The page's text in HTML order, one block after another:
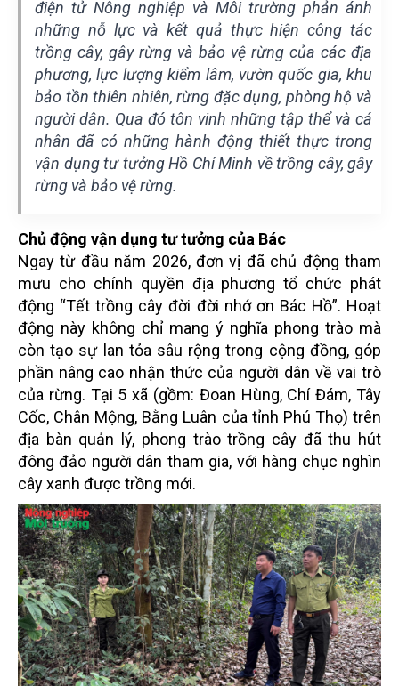
điện tử Nông nghiệp và Môi trường phản ánh
những nỗ lực và kết quả thực hiện công tác
trồng cây, gây rừng và bảo vệ rừng của các địa
phương, lực lượng kiểm lâm, vườn quốc gia, khu
bảo tồn thiên nhiên, rừng đặc dụng, phòng hộ và
người dân. Qua đó tôn vinh những tập thể và cá
nhân đã có những hành động thiết thực trong
vận dụng tư tưởng Hồ Chí Minh về trồng cây, gây
rừng và bảo vệ rừng.
Chủ động vận dụng tư tưởng của Bác
Ngay từ đầu năm 2026, đơn vị đã chủ động tham
mưu cho chính quyền địa phương tổ chức phát
động “Tết trồng cây đời đời nhớ ơn Bác Hồ”. Hoạt
động này không chỉ mang ý nghĩa phong trào mà
còn tạo sự lan tỏa sâu rộng trong cộng đồng, góp
phần nâng cao nhận thức của người dân về vai trò
của rừng. Tại 5 xã (gồm: Đoan Hùng, Chí Đám, Tây
Cốc, Chân Mộng, Bằng Luân của tỉnh Phú Thọ) trên
địa bàn quản lý, phong trào trồng cây đã thu hút
đông đảo người dân tham gia, với hàng chục nghìn
cây xanh được trồng mới.